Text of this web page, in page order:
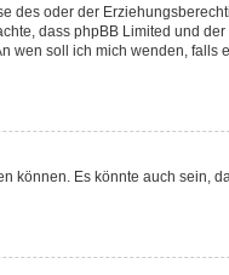
des oder der
dass phpBB Limited und
wen soll ich mich wenden, falls
können. Es könnte auch sein,